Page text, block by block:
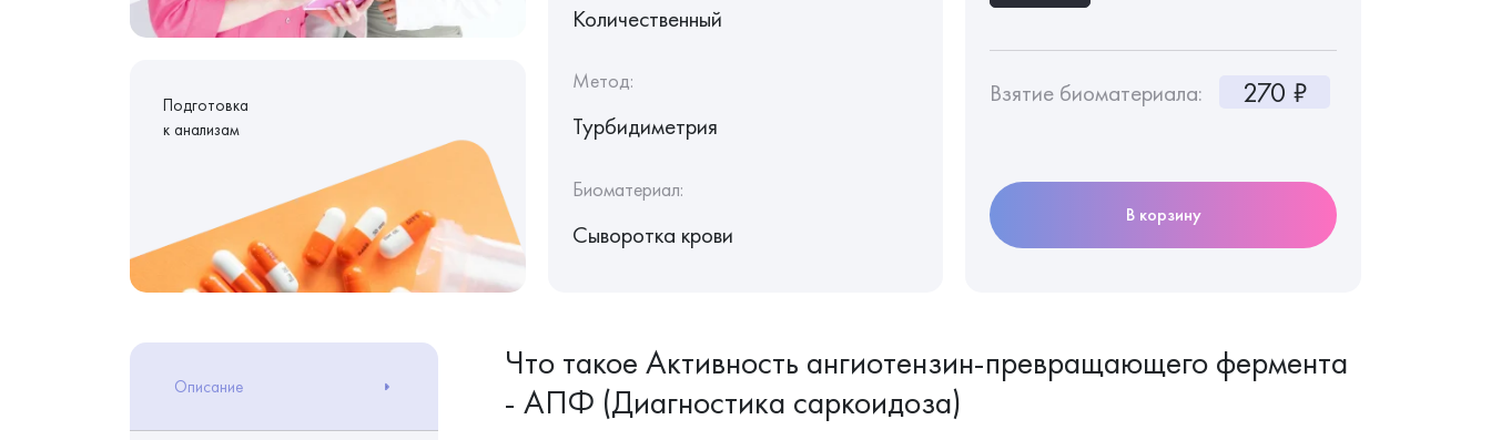
Подготовка
к анализам
Количественный
Метод:
Турбидиметрия
Биоматериал:
Сыворотка крови
Взятие биоматериала: 270 ₽
В корзину
Описание
Что такое Активность ангиотензин-превращающего фермента
- АПФ (Диагностика саркоидоза)